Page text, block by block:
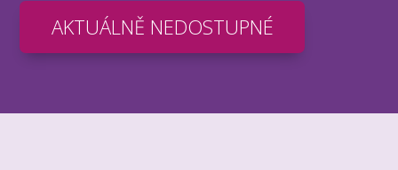
AKTUÁLNĚ NEDOSTUPNÉ